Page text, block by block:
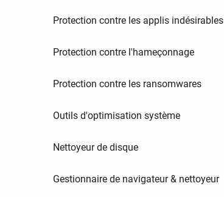
Protection contre les applis indésirables
Protection contre l'hameçonnage
Protection contre les ransomwares
Outils d'optimisation système
Nettoyeur de disque
Gestionnaire de navigateur & nettoyeur